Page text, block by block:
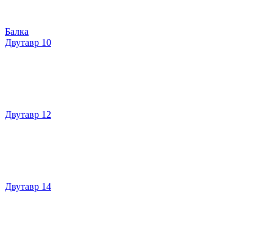
Балка
Двутавр 10
Двутавр 12
Двутавр 14